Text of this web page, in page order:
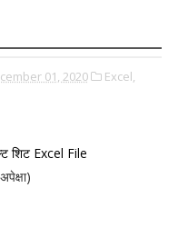
01, 2020
Excel,
शिट Excel File